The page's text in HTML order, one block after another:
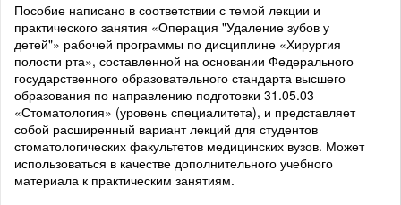
Пособие написано в соответствии с темой лекции и
практического занятия «Операция "Удаление зубов у
детей"» рабочей программы по дисциплине «Хирургия
полости рта», составленной на основании Федерального
государственного образовательного стандарта высшего
образования по направлению подготовки 31.05.03
«Стоматология» (уровень специалитета), и представляет
собой расширенный вариант лекций для студентов
стоматологических факультетов медицинских вузов. Может
использоваться в качестве дополнительного учебного
материала к практическим занятиям.